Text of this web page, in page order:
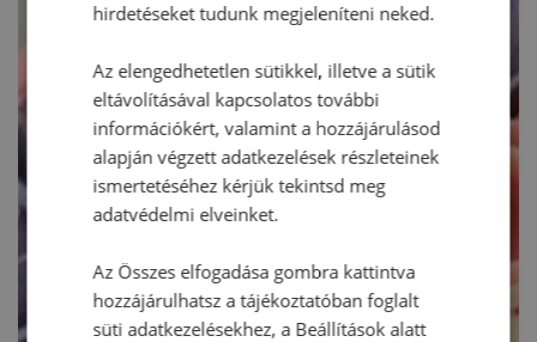
hirdetéseket tudunk megjeleníteni neked.
Az elengedhetetlen sütikkel, illetve a sütik
eltávolításával kapcsolatos további
információkért, valamint a hozzájárulásod
alapján végzett adatkezelések részleteinek
ismertetéséhez kérjük tekintsd meg
adatvédelmi elveinket.
Az Összes elfogadása gombra kattintva
hozzájárulhatsz a tájékoztatóban foglalt
süti adatkezelésekhez, a Beállítások alatt